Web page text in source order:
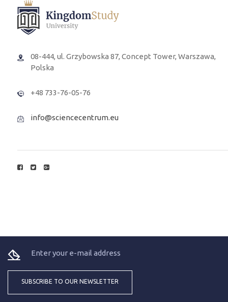
08-444, ul. Grzybowska 87, Concept Tower, Warszawa,
Polska
+48 733-76-05-76
info@sciencecentrum.eu